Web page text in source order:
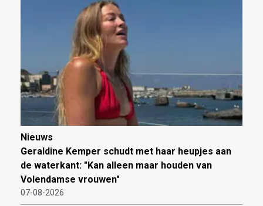
Nieuws
Geraldine Kemper schudt met haar heupjes aan
de waterkant: "Kan alleen maar houden van
Volendamse vrouwen"
07-08-2026